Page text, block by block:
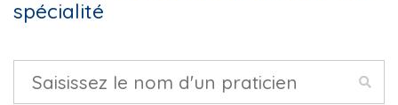
spécialité